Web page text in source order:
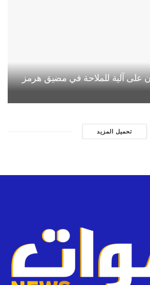
على آلية للملاحة في مضيق هرمز
تحميل المزيد